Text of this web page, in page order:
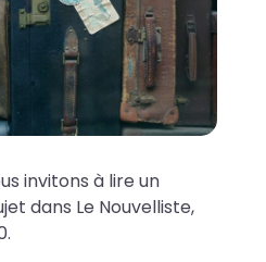
invitons à lire un
dans Le Nouvelliste,